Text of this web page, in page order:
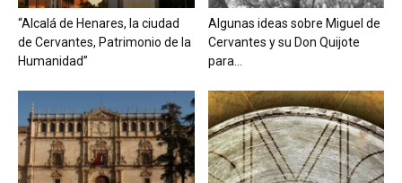
“Alcalá de Henares, la ciudad
de Cervantes, Patrimonio de la
Humanidad”
Algunas ideas sobre Miguel de
Cervantes y su Don Quijote
para...